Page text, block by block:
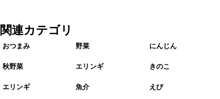
関連カテゴリ
おつまみ 野菜 にんじん
秋野菜 エリンギ きのこ
エリンギ 魚介 えび